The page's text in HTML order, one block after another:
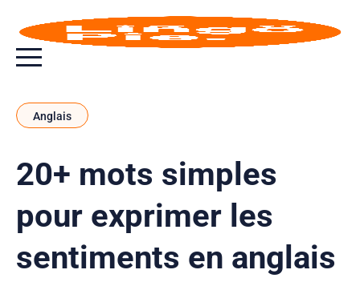
Bouton bascule de menu
Anglais
20+ mots simples
pour exprimer les
sentiments en anglais